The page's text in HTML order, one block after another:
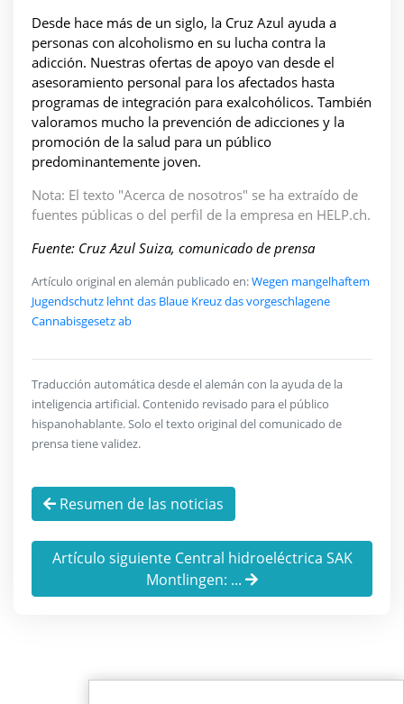
Desde hace más de un siglo, la Cruz Azul ayuda a
personas con alcoholismo en su lucha contra la
adicción. Nuestras ofertas de apoyo van desde el
asesoramiento personal para los afectados hasta
programas de integración para exalcohólicos. También
valoramos mucho la prevención de adicciones y la
promoción de la salud para un público
predominantemente joven.
Nota: El texto "Acerca de nosotros" se ha extraído de
fuentes públicas o del perfil de la empresa en HELP.ch.
Fuente: Cruz Azul Suiza, comunicado de prensa
Artículo original en alemán publicado en:Wegen mangelhaftem
Jugendschutz lehnt das Blaue Kreuz das vorgeschlagene
Cannabisgesetz ab
Traducción automática desde el alemán con la ayuda de la
inteligencia artificial. Contenido revisado para el público
hispanohablante. Solo el texto original del comunicado de
prensa tiene validez.
Resumen de las noticias
Artículo siguiente Central hidroeléctrica SAK
Montlingen: ...